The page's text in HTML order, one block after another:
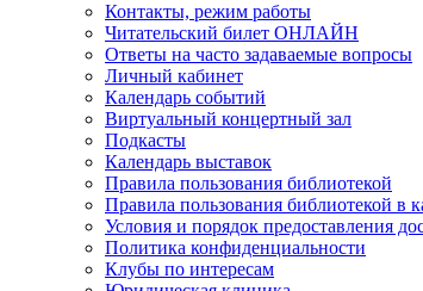
Контакты, режим работы
Читательский билет ОНЛАЙН
Ответы на часто задаваемые вопросы
Личный кабинет
Календарь событий
Виртуальный концертный зал
Подкасты
Календарь выставок
Правила пользования библиотекой
Правила пользования библиотекой в
Условия и порядок предоставления
Политика конфиденциальности
Клубы по интересам